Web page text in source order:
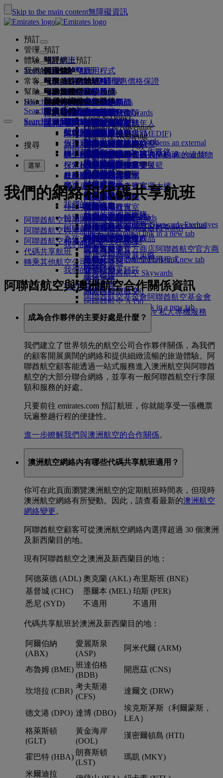
Skip to the main content無障礙資訊
預訂
預訂
預訂航班
搜尋航班
航班時間表
精選票價
特別優惠
行程規劃
預訂酒店
旅行團及活動
旅遊服務
機場迎賓機場迎賓 Opens an external
link in a new tab
杜拜轉機服務
交通
機場接駁服務
預訂汽車
航空公司合作夥伴
關於網上預訂
阿聯酋航空應用程式
阿聯酋航空最優惠價格保證
座位選擇
保留我的票價
阿聯酋航空應用程式
Search flight
管理
管理
管理你的預訂
檢索你的預訂
取消預訂
更改你的預訂
選擇你的座位
升級航班
管理專車接送
預訂無障礙出行
網上辦理登機手續
辦理登機手續選項
航班狀況
起飛前
起飛前
旅遊資訊
危險品指南
規則及注意事項
健康
旅行健康證明書 (MEDIF)
餐膳資訊
阿拉伯聯合酋長國 (UAE) 內的違禁物
品
杜拜國際機場
阿聯酋航空 3 號客運大樓
來往各客運大樓
來回機場
穿梭巴士服務
行李
行李資料
行李資料
托運行李
隨身行李
購買更多行李限額
額外托運行李限額
杜拜行李服務
行李延誤或損壞
簽證和護照
尋找你的簽證要求
簽證及護照資料
美國旅遊授權
阿聯酋簽證
Search flight
體驗
機上體驗
航班上提供的服務
機艙特色
頭等客艙
商務客艙
尊尚經濟客艙
經濟客艙
舒適的機上體驗
機上娛樂
ice 精選
ice 直播電視
機上 Wi-Fi
兒童娛樂
佳餚美饌
頭等客艙美食
商務客艙美食
尊尚經濟客艙餐飲
經濟客艙美食
飲料
我們的機隊
波音 777
阿聯酋航空 A380
阿聯酋航空 A350
阿聯酋航空 Executive 私人專機服務
座位表
阿聯酋航空體驗
你的旅程從此開始
阿聯酋航空體驗
專車接送
阿聯酋航空服務
季節性場合
非接觸式旅程
我們的貴賓室
頭等客艙貴賓室
商務客艙貴賓室
全球各地的貴賓室
合作夥伴貴賓室
付費使用貴賓室
Marhaba 貴賓室
阿聯酋航空購物
阿聯酋航空免稅商品
阿聯酋航空官方商店阿聯酋航空官方商
店 Opens an external link in a new tab
家庭旅遊
與家人同行
計劃你的家庭旅行
無人陪同的未成年人
懷孕
行李限額
兒童及嬰兒票價規則
汽車安全座椅及嬰兒籃
在機場
機上
與兒童同行
攜嬰兒同行
嬰兒行李限額
兒童及嬰兒餐
為孩子帶來樂趣
兒童娛樂
兒童玩具
兒童活動
Fly Better
飛悅卓越
飛悅卓越的理由
關於我們
關於我們
我們的故事
媒體中心媒體中心 Opens an external
link in a new tab
集團公司
安全
財務透明度
負責任企業
我們的員工
我們的管理層團隊
就業機會就業機會 Opens an external
link in a new tab
我們的地球
營運可持續發展策略
環保政策
環保報告
我們的社區
阿聯酋航空基金會阿聯酋航空基金會
Opens an external link in a new tab
贊助
Search flight
我們的目的地
我們的目的地
目的地
我們的目的地
亞太地區
美洲
非洲
歐洲
中東
探索杜拜
最新目的地
赫爾辛基
杭州
峴港
深圳
暹粒
Explore Dubai
Explore Dubai
Explore
Food & Drinks
Outdoor & Adventure
Fitness & Wellbeing
Culture & Heritage
Beach & Marine
Family entertainment
Outdoor Dining
我們的旅遊合作夥伴
空中和地面合作夥伴
我們的旅遊合作夥伴
澳洲航空
flydubai
阿聯酋航空 Skywards 合作夥伴
探索
探索阿聯酋航空目的地
航線圖
假期靈感
海灘目的地
大自然假期
歷史和文化假期
城市度假
美食家之旅
Search flight
常客
阿聯酋航空 Skywards
加入阿聯酋航空 Skywards
關於阿聯酋航空 Skywards
會員級別
flydubai
現金 + 哩數
電子會員卡
我的家庭
使用哩數
補領哩數
購買哩數
賺取哩數
Skywards Skysurfers
Skywards ExclusivesSkywards Exclusives
Opens an external link in a new tab
我們的合作夥伴
Skywards Rail
哩數計算器
登入阿聯酋航空 Skywards
Skywards+
Business Rewards
註冊你的公司
Business Rewards
註冊你的公司
登入 Business Rewards
優惠
計劃運作方式
常見問題
Search flight
幫助
幫助和聯絡
幫助和聯絡
幫助和聯絡
更改或取消
簽證和護照協助
意見和投訴
行李延誤或損壞支援
杜拜接駁服務
營運更改
近期的旅遊更新
查詢航班狀況
特別照顧
阿聯酋航空無障礙出行
特殊協助與要求
你的疑問
常見問題
常見問題
預訂阿聯酋航空航班
我們的網絡和代碼共享航班
我們的其他產品
特別協助與要求
行李與失物
準備出發
在機場
阿聯酋航空 Skywards
阿聯酋航空 Business Rewards
你的機上體驗
工具及資源
手機及阿聯酋航空應用程式
取消或變更預訂
行程受阻
關於阿聯酋航空
Search flight
HK
搜尋
選單
我們的網絡和代碼共享航班
阿聯酋航空與澳洲航空合作關係資訊
阿聯酋航空與澳洲航空預訂
阿聯酋航空和澳洲航空 - 行程規劃
代碼共享航班
轉乘其他航空公司班機
阿聯酋航空與澳洲航空合作關係資訊
成為合作夥伴的主要好處是什麼？
我們建立了世界領先的航空公司合作夥伴關係，為我們
的顧客開展廣闊的網絡和提供細緻流暢的旅遊體驗。阿
聯酋航空顧客能透過一站式服務進入澳洲航空與阿聯酋
航空的大部分聯合網絡，並享有一般阿聯酋航空行李限
額和服務的好處。
只要前往 emirates.com 預訂航班，你就能享受一張機票
玩遍整趟行程的便捷性。
進一步瞭解我們與澳洲航空的合作關係。
澳洲航空網絡內有哪些代碼共享航班適用？
你可在此頁面瀏覽澳洲航空的定期航班時間表，但現時
澳洲航空網絡有所變動。因此，請查看最新的澳洲航空
網絡變更。
阿聯酋航空顧客可從澳洲航空網絡內選擇超過 30 個澳洲
及新西蘭目的地。
現有阿聯酋航空之澳洲及新西蘭目的地：
阿德萊德 (ADL) 奧克蘭 (AKL) 布里斯班 (BNE)
基督城 (CHC)
墨爾本 (MEL) 珀斯 (PER)
悉尼 (SYD)
不適用 不適用
代碼共享航班於澳洲及新西蘭目的地：
阿爾伯納
(ABX)
愛麗斯泉
(ASP)
阿米代爾 (ARM)
布魯姆 (BME)
班達伯格
(BDB)
開恩茲 (CNS)
坎培拉 (CBR)
考夫斯港
(CFS)
達爾文 (DRW)
德文港 (DPO) 達博 (DBO)
埃克斯茅斯（利爾蒙斯，
LEA）
格萊斯頓
(GLT)
黃金海岸
(OOL)
漢密爾頓島 (HTI)
霍巴特 (HBA)
朗賽斯頓
(LST)
瑪凱 (MKY)
米爾迪拉